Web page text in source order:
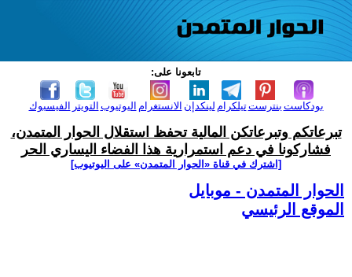
تابعونا على:
الفيسبوك التويتر اليوتيوب الانستغرام لينكدإن تيلكرامبنترست بودكاست
تبرعاتكم وتبرعاتكن المالية تحفظ استقلال الحوار المتمدن،
فشاركونا في دعم استمرارية هذا الفضاء اليساري الحر
[اشترك في قناة ‫«الحوار المتمدن» على اليوتيوب]
الحوار المتمدن - موبايل
الموقع الرئيسي